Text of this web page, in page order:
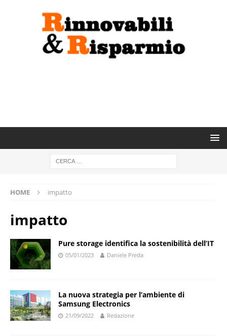
HOME impatto
impatto
Pure storage identifica la sostenibilità dell’IT
05/01/2023 Daniele Preda
La nuova strategia per l’ambiente di
Samsung Electronics
21/09/2022 Redazione